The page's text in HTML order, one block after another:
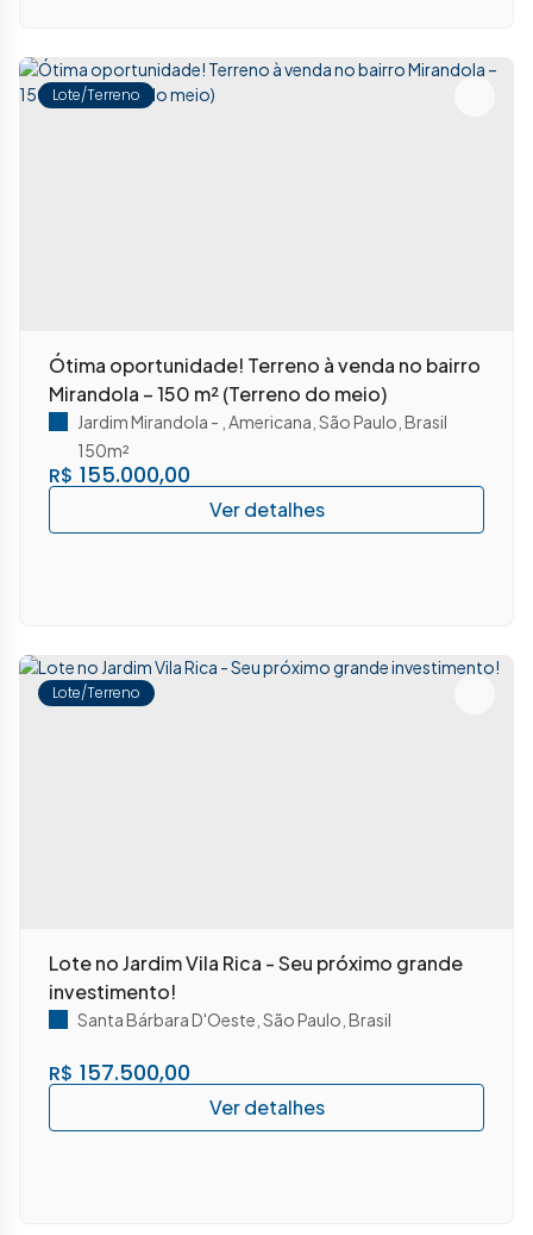
Lote/Terreno
Ótima oportunidade! Terreno à venda no bairro
Mirandola – 150 m² (Terreno do meio)
R$ 155.000,00
Jardim Mirandola Americana São Paulo Brasil
150m²
Lote/Terreno
Lote no Jardim Vila Rica - Seu próximo grande
investimento!
R$ 157.500,00
Santa Bárbara D'Oeste São Paulo Brasil